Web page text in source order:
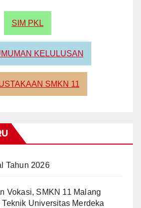
SIM PKL
KELULUSAN
SMKN 11
Tahun 2026
Vokasi, SMKN 11 Malang
Universitas Merdeka